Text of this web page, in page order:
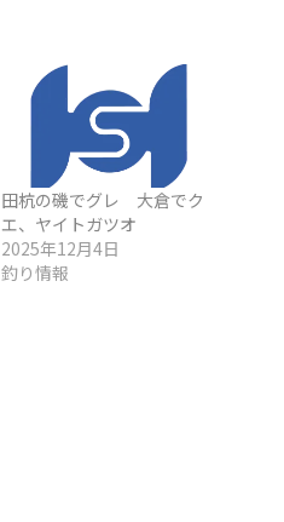
田杭の磯でグレ 大倉でク
エ、ヤイトガツオ
2025年12月4日
釣り情報